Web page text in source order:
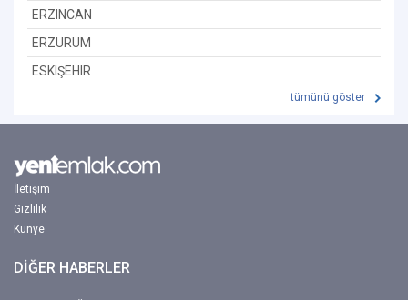
ERZINCAN
ERZURUM
ESKIŞEHIR
tümünü göster
İletişim
Gizlilik
Künye
DİĞER HABERLER